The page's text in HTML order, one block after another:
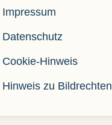
Impressum
Datenschutz
Cookie-Hinweis
Hinweis zu Bildrechten